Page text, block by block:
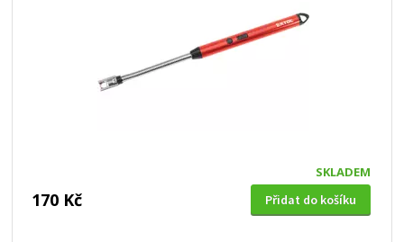
SKLADEM
170 Kč Přidat do košíku